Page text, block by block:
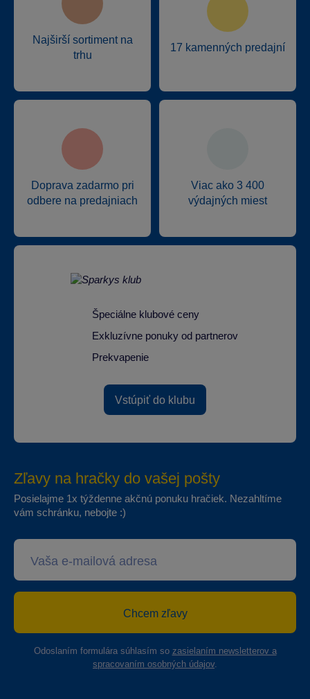
Najširší sortiment na
trhu
17 kamenných predajní
Doprava zadarmo pri
odbere na predajniach
Viac ako 3 400
výdajných miest
Špeciálne klubové ceny
Exkluzívne ponuky od partnerov
Prekvapenie
Vstúpiť do klubu
Zľavy na hračky do vašej pošty
Posielajme 1x týždenne akčnú ponuku hračiek. Nezahltíme
vám schránku, nebojte :)
Chcem zľavy
Odoslaním formulára súhlasím so zasielaním newsletterov a
spracovaním osobných údajov.